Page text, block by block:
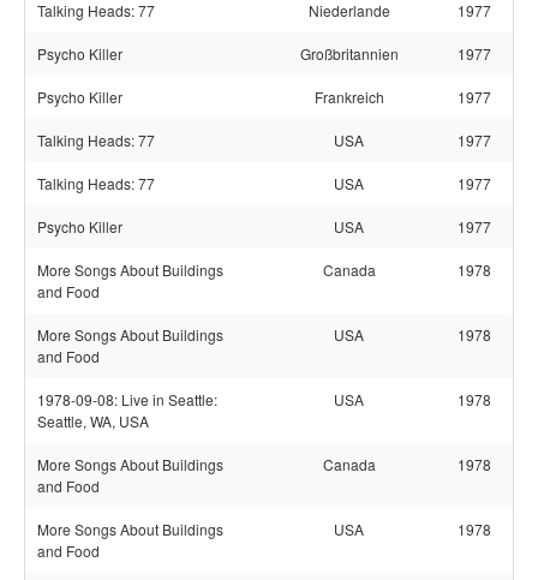
Talking Heads: 77 Niederlande 1977
Psycho Killer Großbritannien 1977
Psycho Killer Frankreich 1977
Talking Heads: 77 USA 1977
Talking Heads: 77 USA 1977
Psycho Killer USA 1977
More Songs About Buildings
and Food
Canada 1978
More Songs About Buildings
and Food
USA 1978
1978-09-08: Live in Seattle:
Seattle, WA, USA
USA 1978
More Songs About Buildings
and Food
Canada 1978
More Songs About Buildings
and Food
USA 1978